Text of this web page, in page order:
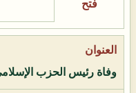
وفاة رئيس الحزب